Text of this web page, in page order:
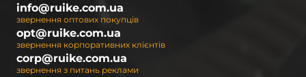
info@ruike.com.ua
звернення оптових покупців
opt@ruike.com.ua
звернення корпоративних клієнтів
corp@ruike.com.ua
звернення з питань реклами